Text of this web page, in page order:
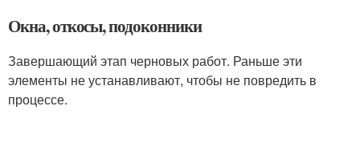
Окна, откосы, подоконники
Завершающий этап черновых работ. Раньше эти
элементы не устанавливают, чтобы не повредить в
процессе.